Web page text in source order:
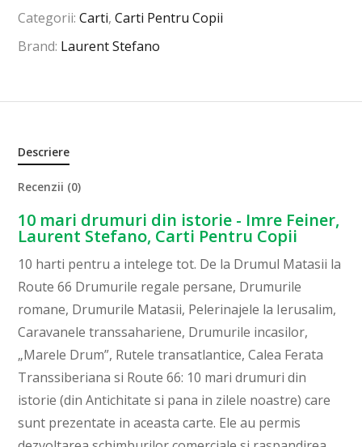
Categorii:Carti,Carti Pentru Copii
Brand: Laurent Stefano
Descriere
Recenzii (0)
10 mari drumuri din istorie - Imre Feiner,
Laurent Stefano, Carti Pentru Copii
10 harti pentru a intelege tot. De la Drumul Matasii la
Route 66 Drumurile regale persane, Drumurile
romane, Drumurile Matasii, Pelerinajele la Ierusalim,
Caravanele transsahariene, Drumurile incasilor,
„Marele Drum”, Rutele transatlantice, Calea Ferata
Transsiberiana si Route 66: 10 mari drumuri din
istorie (din Antichitate si pana in zilele noastre) care
sunt prezentate in aceasta carte. Ele au permis